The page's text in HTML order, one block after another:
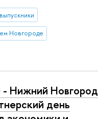
выпускники
Новгороде
Нижний Новгород
день